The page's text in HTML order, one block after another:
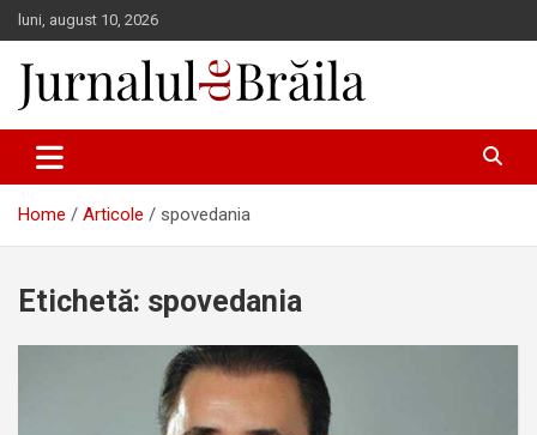
Skip
to
content
luni, august 10, 2026
Jurnalul de Brăila
Home Articole spovedania
Etichetă: spovedania